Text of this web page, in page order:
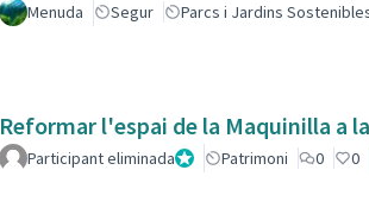
Menuda Segur Parcs i Jardins
Reformar l'espai de la Maquinilla a
Participant eliminadaAdministrador
Patrimoni 0 0